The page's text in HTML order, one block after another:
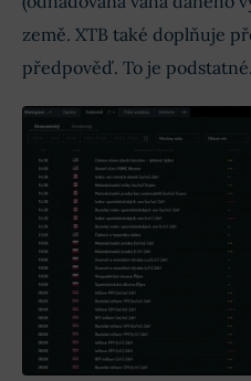
země. XTB také doplňuje
předpověď. To je podstatné.